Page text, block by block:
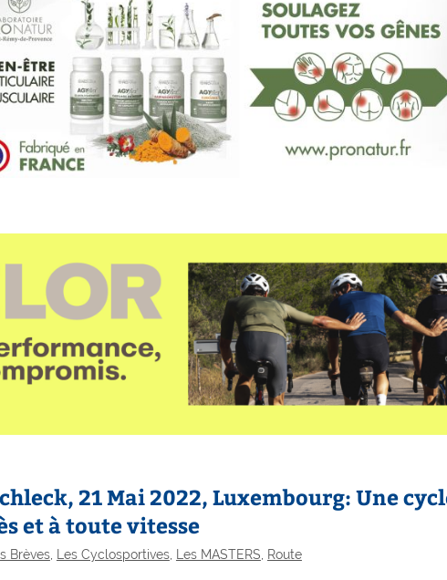
21 Mai 2022, Luxembourg: Une
et à toute vitesse
Brèves, Les Cyclosportives, Les MASTERS, Route